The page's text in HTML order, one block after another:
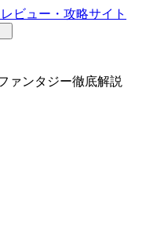
ァンタジー徹底解説